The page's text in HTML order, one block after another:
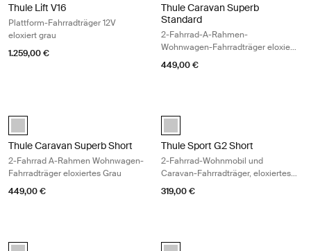
Thule Lift V16
Plattform-Fahrradträger 12V
eloxiert grau
1.259,00 €
Thule Caravan Superb
Standard
2-Fahrrad-A-Rahmen-
Wohnwagen-Fahrradträger eloxiert
grau
449,00 €
anodised (selected)
Thule Caravan Superb Short
2-Fahrrad A-Rahmen Wohnwagen-
Fahrradträger eloxiertes Grau
449,00 €
anodised (selected)
Thule Sport G2 Short
2-Fahrrad-Wohnmobil und
Caravan-Fahrradträger, eloxiertes
Grau
319,00 €
anodised (selected) anodised (selected)